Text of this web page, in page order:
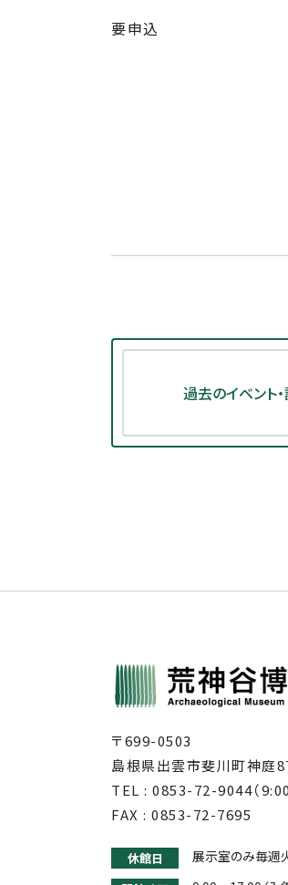
要申込
過去のイベント
〒699-0503
島根県出雲市斐川町神庭
TEL : 0853-72-9044（
FAX : 0853-72-7695
休館日 展示室のみ毎週